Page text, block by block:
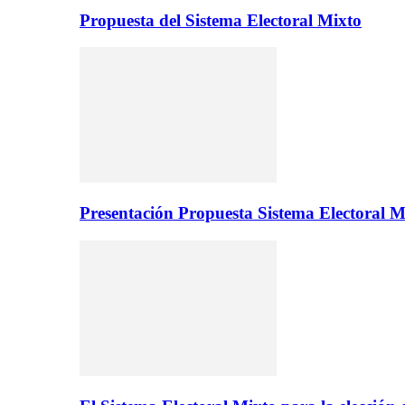
Propuesta del Sistema Electoral Mixto
Presentación Propuesta Sistema Electoral